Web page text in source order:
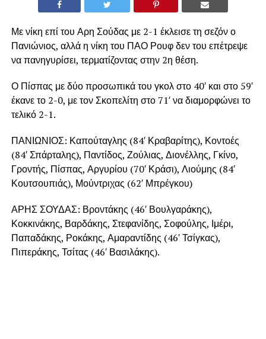
Με νίκη επί του Αρη Σούδας με 2-1 έκλεισε τη σεζόν ο
Πανιώνιος, αλλά η νίκη του ΠΑΟ Ρουφ δεν του επέτρεψε
να πανηγυρίσει, τερματίζοντας στην 2η θέση.
Ο Πίσπας με δύο προσωπικά του γκολ στο 40′ και στο 59′
έκανε το 2-0, με τον Σκοπελίτη στο 71′ να διαμορφώνει το
τελικό 2-1.
ΠΑΝΙΩΝΙΟΣ: Καπούταγλης (84′ Κραβαρίτης), Κοντοές
(84′ Σπάρταλης), Παντίδος, Ζούλιας, Διονέλλης, Γκίνο,
Γροντής, Πίσπας, Αργυρίου (70′ Κράσι), Λιούμης (84′
Κουτσουπιάς), Μούντριχας (62′ Μπρέγκου)
ΑΡΗΣ ΣΟΥΔΑΣ: Βροντάκης (46′ Βουλγαράκης),
Κοκκινάκης, Βαρδάκης, Στεφανίδης, Σοφούλης, Ιμέρι,
Παπαδάκης, Ροκάκης, Αμαραντίδης (46′ Τσίγκας),
Πιπεράκης, Τσίτας (46′ Βασιλάκης).